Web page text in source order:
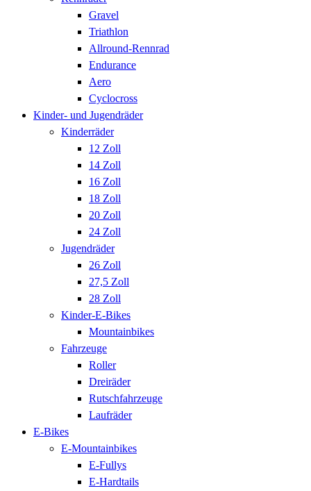
Gravel
Triathlon
Allround-Rennrad
Endurance
Aero
Cyclocross
Kinder- und Jugendräder
Kinderräder
12 Zoll
14 Zoll
16 Zoll
18 Zoll
20 Zoll
24 Zoll
Jugendräder
26 Zoll
27,5 Zoll
28 Zoll
Kinder-E-Bikes
Mountainbikes
Fahrzeuge
Roller
Dreiräder
Rutschfahrzeuge
Laufräder
E-Bikes
E-Mountainbikes
E-Fullys
E-Hardtails